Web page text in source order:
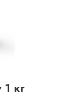
кг